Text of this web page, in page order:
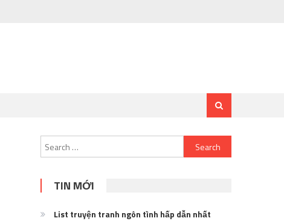
Search
for:
TIN MỚI
List truyện tranh ngôn tình hấp dẫn nhất